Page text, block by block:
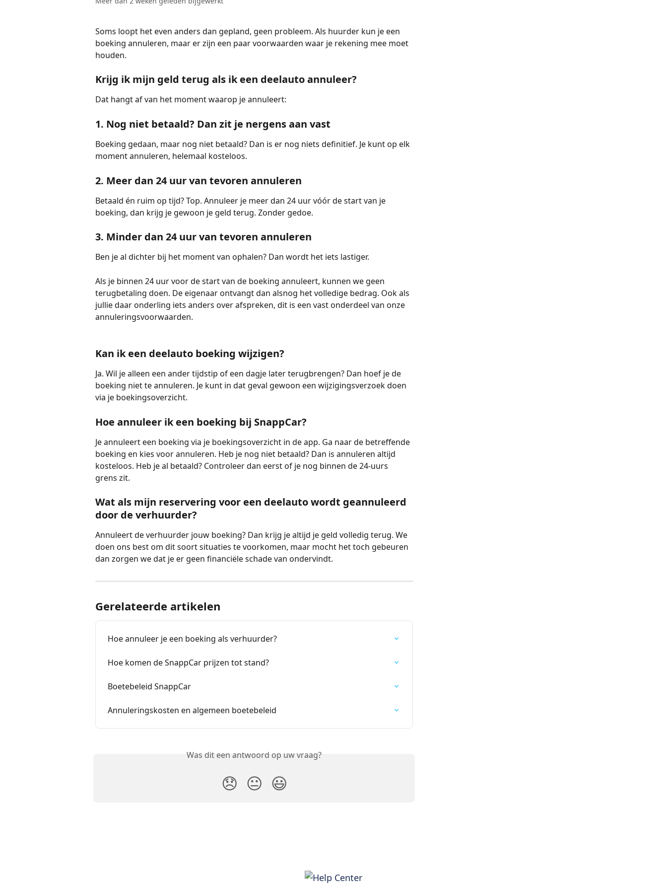
Soms loopt het even anders dan gepland, geen probleem. Als huurder kun je een
boeking annuleren, maar er zijn een paar voorwaarden waar je rekening mee moet
houden.
Krijg ik mijn geld terug als ik een deelauto annuleer?
Dat hangt af van het moment waarop je annuleert:
1. Nog niet betaald? Dan zit je nergens aan vast
Boeking gedaan, maar nog niet betaald? Dan is er nog niets definitief. Je kunt op elk
moment annuleren, helemaal kosteloos.
2. Meer dan 24 uur van tevoren annuleren
Betaald én ruim op tijd? Top. Annuleer je meer dan 24 uur vóór de start van je
boeking, dan krijg je gewoon je geld terug. Zonder gedoe.
3. Minder dan 24 uur van tevoren annuleren
Ben je al dichter bij het moment van ophalen? Dan wordt het iets lastiger.
Als je binnen 24 uur voor de start van de boeking annuleert, kunnen we geen
terugbetaling doen. De eigenaar ontvangt dan alsnog het volledige bedrag. Ook als
jullie daar onderling iets anders over afspreken, dit is een vast onderdeel van onze
annuleringsvoorwaarden.
Kan ik een deelauto boeking wijzigen?
Ja. Wil je alleen een ander tijdstip of een dagje later terugbrengen? Dan hoef je de
boeking niet te annuleren. Je kunt in dat geval gewoon een wijzigingsverzoek doen
via je boekingsoverzicht.
Hoe annuleer ik een boeking bij SnappCar?
Je annuleert een boeking via je boekingsoverzicht in de app. Ga naar de betreffende
boeking en kies voor annuleren. Heb je nog niet betaald? Dan is annuleren altijd
kosteloos. Heb je al betaald? Controleer dan eerst of je nog binnen de 24-uurs
grens zit.
Wat als mijn reservering voor een deelauto wordt geannuleerd
door de verhuurder?
Annuleert de verhuurder jouw boeking? Dan krijg je altijd je geld volledig terug. We
doen ons best om dit soort situaties te voorkomen, maar mocht het toch gebeuren
dan zorgen we dat je er geen financiële schade van ondervindt.
Gerelateerde artikelen
Hoe annuleer je een boeking als verhuurder?
Hoe komen de SnappCar prijzen tot stand?
Boetebeleid SnappCar
Annuleringskosten en algemeen boetebeleid
Was dit een antwoord op uw vraag?
😞 😐 😃